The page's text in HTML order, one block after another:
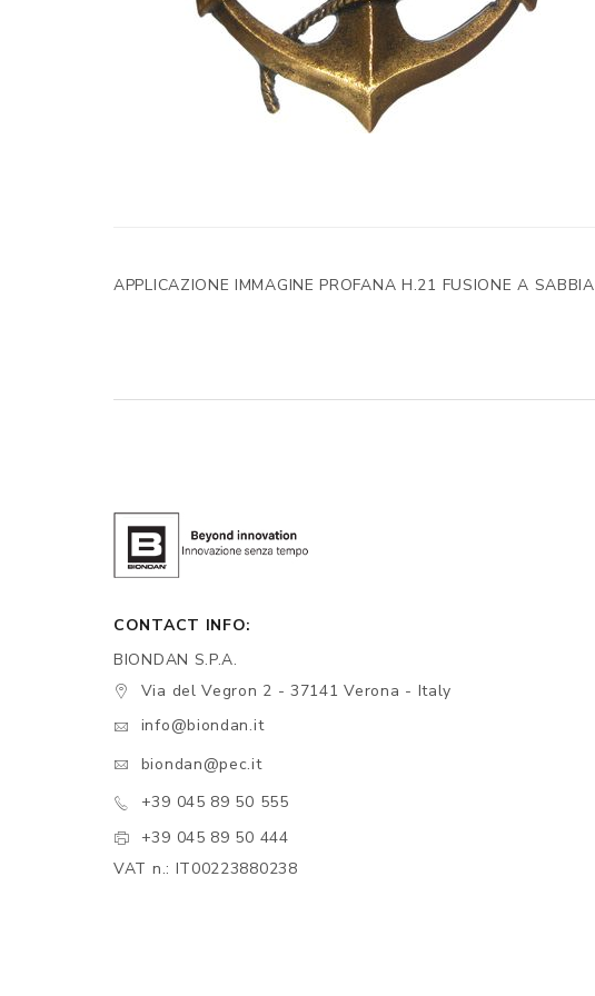
APPLICAZIONE IMMAGINE PROFANA H.21 FUSIONE A SABBIA
CONTACT INFO:
BIONDAN S.P.A.
Via del Vegron 2 - 37141 Verona - Italy
info@biondan.it
biondan@pec.it
+39 045 89 50 555
+39 045 89 50 444
VAT n.: IT00223880238